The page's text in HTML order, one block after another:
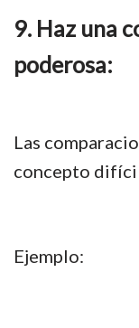
9. Haz una
poderosa:
Las
concepto
Ejemplo: